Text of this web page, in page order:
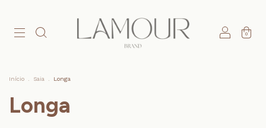
0
Início Saia Longa
Longa